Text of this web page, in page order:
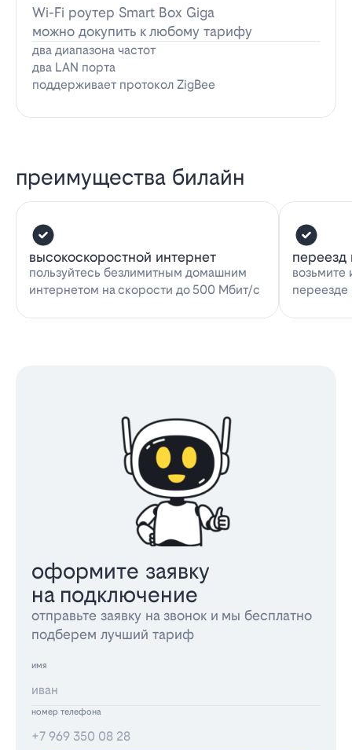
Wi-Fi роутер Smart Box Giga
можно докупить к любому тарифу
два диапазона частот
два LAN порта
поддерживает протокол ZigBee
преимущества билайн
высокоскоростной интернет
пользуйтесь безлимитным домашним
интернетом на скорости до 500 Мбит/с
переезд
возьмите
переезде
оформите заявку
на подключение
отправьте заявку на звонок и мы бесплатно
подберем лучший тариф
имя
номер телефона